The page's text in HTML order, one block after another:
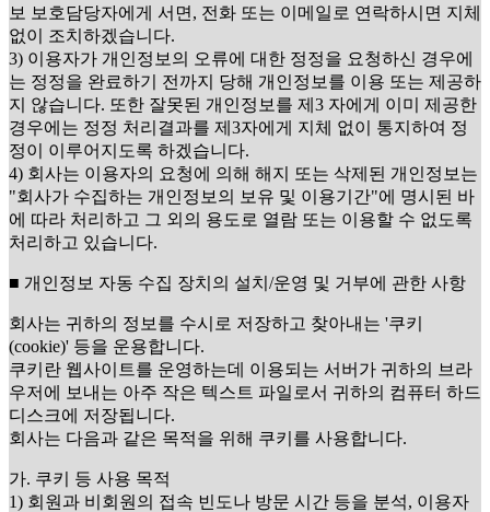
보 보호담당자에게 서면, 전화 또는 이메일로 연락하시면 지체
없이 조치하겠습니다.
3) 이용자가 개인정보의 오류에 대한 정정을 요청하신 경우에
는 정정을 완료하기 전까지 당해 개인정보를 이용 또는 제공하
지 않습니다. 또한 잘못된 개인정보를 제3 자에게 이미 제공한
경우에는 정정 처리결과를 제3자에게 지체 없이 통지하여 정
정이 이루어지도록 하겠습니다.
4) 회사는 이용자의 요청에 의해 해지 또는 삭제된 개인정보는
"회사가 수집하는 개인정보의 보유 및 이용기간"에 명시된 바
에 따라 처리하고 그 외의 용도로 열람 또는 이용할 수 없도록
처리하고 있습니다.
■ 개인정보 자동 수집 장치의 설치/운영 및 거부에 관한 사항
회사는 귀하의 정보를 수시로 저장하고 찾아내는 '쿠키
(cookie)' 등을 운용합니다.
쿠키란 웹사이트를 운영하는데 이용되는 서버가 귀하의 브라
우저에 보내는 아주 작은 텍스트 파일로서 귀하의 컴퓨터 하드
디스크에 저장됩니다.
회사는 다음과 같은 목적을 위해 쿠키를 사용합니다.
가. 쿠키 등 사용 목적
1) 회원과 비회원의 접속 빈도나 방문 시간 등을 분석, 이용자